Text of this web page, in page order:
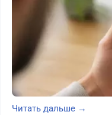
Читать дальше →